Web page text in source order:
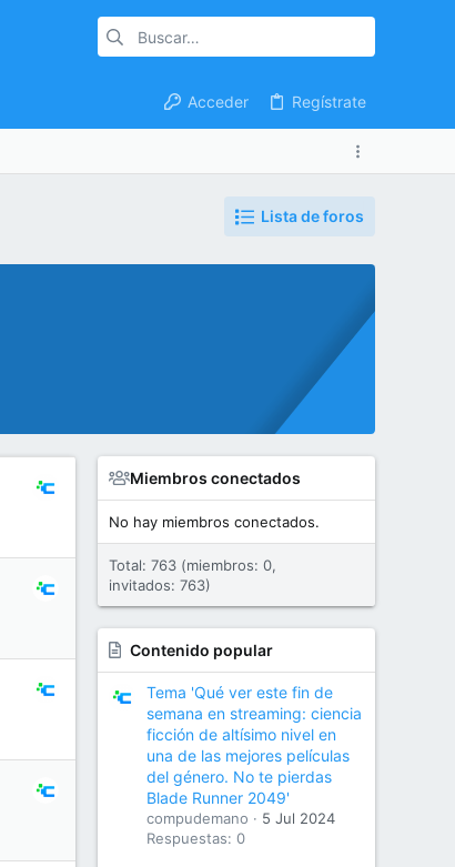
Acceder Regístrate
Lista de foros
Miembros conectados
No hay miembros conectados.
Total: 763 (miembros: 0,
invitados: 763)
Contenido popular
Tema 'Qué ver este fin de
semana en streaming: ciencia
ficción de altísimo nivel en
una de las mejores películas
del género. No te pierdas
Blade Runner 2049'
compudemano
5 Jul 2024
Respuestas: 0